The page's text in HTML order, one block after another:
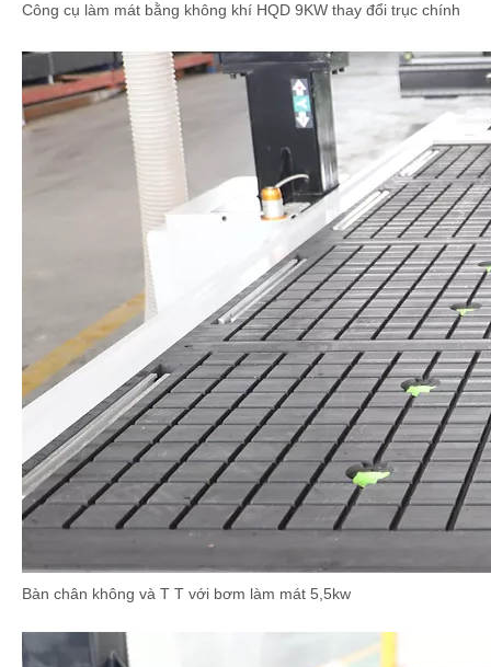
Công cụ làm mát bằng không khí HQD 9KW thay đổi trục chính
Bàn chân không và T T với bơm làm mát 5,5kw